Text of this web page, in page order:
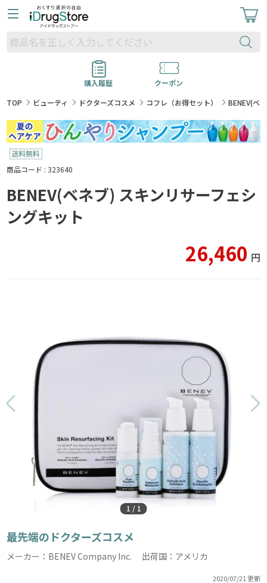
購入履歴
クーポン
TOP
ビューティ ドクターズコスメ コフレ（お得セット） BENEV(ベ
商品コード : 323640
BENEV(ベネブ) スキンリサーフェシ
ングキット
26,460 円
1 / 1
最先端のドクターズコスメ
メーカー：BENEV Company Inc. 出荷国：アメリカ
2020/07/21 更新